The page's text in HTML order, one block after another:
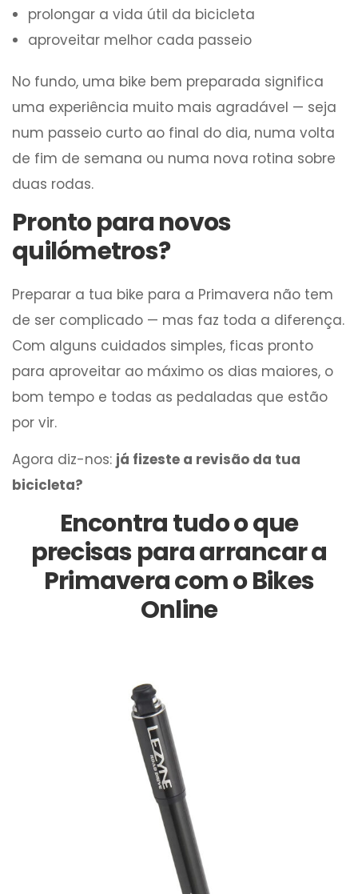
prolongar a vida útil da bicicleta
aproveitar melhor cada passeio
No fundo, uma bike bem preparada significa
uma experiência muito mais agradável — seja
num passeio curto ao final do dia, numa volta
de fim de semana ou numa nova rotina sobre
duas rodas.
Pronto para novos
quilómetros?
Preparar a tua bike para a Primavera não tem
de ser complicado — mas faz toda a diferença.
Com alguns cuidados simples, ficas pronto
para aproveitar ao máximo os dias maiores, o
bom tempo e todas as pedaladas que estão
por vir.
Agora diz-nos: já fizeste a revisão da tua
bicicleta?
Encontra tudo o que
precisas para arrancar a
Primavera com o Bikes
Online